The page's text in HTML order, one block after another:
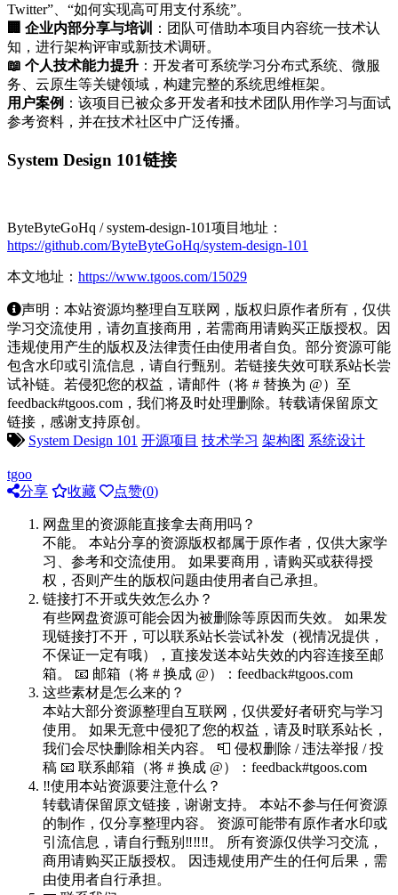
Twitter”、“如何实现高可用支付系统”。
🏢 企业内部分享与培训
：团队可借助本项目内容统一技术认
知，进行架构评审或新技术调研。
📖 个人技术能力提升 ：开发者可系统学习分布式系统、微服
务、云原生等关键领域，构建完整的系统思维框架。
用户案例 ：该项目已被众多开发者和技术团队用作学习与面试
参考资料，并在技术社区中广泛传播。
System Design 101链接
ByteByteGoHq / system-design-101项目地址：
https://github.com/ByteByteGoHq/system-design-101
本文地址： https://www.tgoos.com/15029
声明：本站资源均整理自互联网，版权归原作者所有，仅供
学习交流使用，请勿直接商用，若需商用请购买正版授权。因
违规使用产生的版权及法律责任由使用者自负。部分资源可能
包含水印或引流信息，请自行甄别。若链接失效可联系站长尝
试补链。若侵犯您的权益，请邮件（将 # 替换为 @）至
feedback#tgoos.com，我们将及时处理删除。转载请保留原文
链接，感谢支持原创。
System Design 101 开源项目 技术学习 架构图 系统设计
tgoo
分享
收藏 点赞(0)
网盘里的资源能直接拿去商用吗？
不能。 本站分享的资源版权都属于原作者，仅供大家学
习、参考和交流使用。 如果要商用，请购买或获得授
权，否则产生的版权问题由使用者自己承担。
链接打不开或失效怎么办？
有些网盘资源可能会因为被删除等原因而失效。 如果发
现链接打不开，可以联系站长尝试补发（视情况提供，
不保证一定有哦），直接发送本站失效的内容连接至邮
箱。 📧 邮箱（将 # 换成 @）：feedback#tgoos.com
这些素材是怎么来的？
本站大部分资源整理自互联网，仅供爱好者研究与学习
使用。 如果无意中侵犯了您的权益，请及时联系站长，
我们会尽快删除相关内容。 📮 侵权删除 / 违法举报 / 投
稿 📧 联系邮箱（将 # 换成 @）：feedback#tgoos.com
‼️使用本站资源要注意什么？
转载请保留原文链接，谢谢支持。 本站不参与任何资源
的制作，仅分享整理内容。 资源可能带有原作者水印或
引流信息，请自行甄别‼️‼️‼️。 所有资源仅供学习交流，
商用请购买正版授权。 因违规使用产生的任何后果，需
由使用者自行承担。